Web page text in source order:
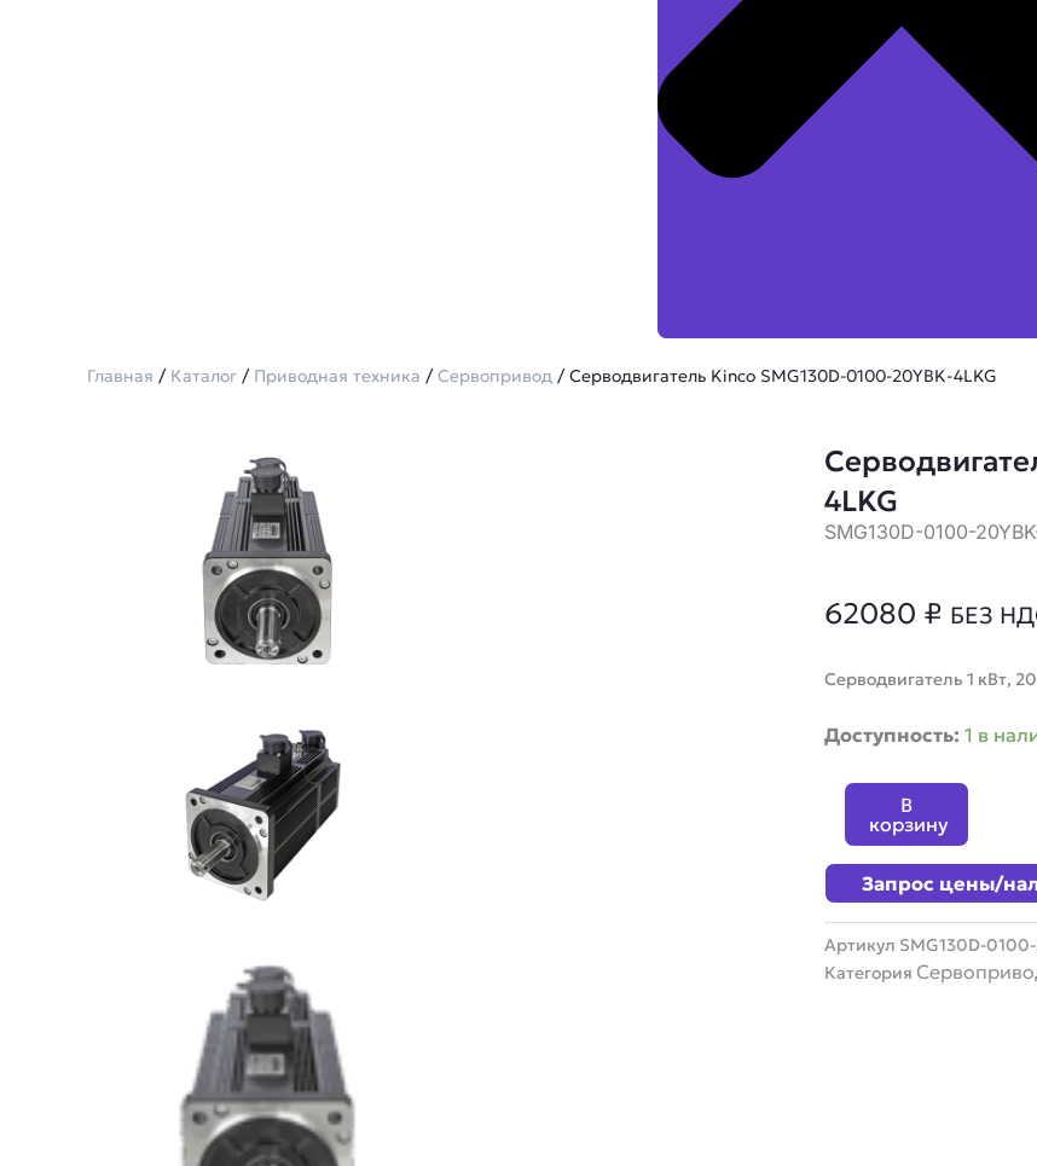
Главная / Каталог / Приводная техника /Сервопривод / Серводвигатель Kinco SMG130D-0100-20YBK-4LKG
4LKG
SMG130D-0100-
62080 ₽ БЕЗ
Серводвигатель 1 кВт,
Доступность: 1 в
Количество
Серводвигатель
SMG130D-
0100-
20YBK-
4LKG
В
корзину
Запрос цены/
Артикул SMG130D-
Категория